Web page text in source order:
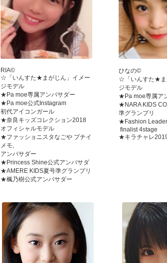
RIA©
☆「いんすた★まがじん」イメー
ジモデル
★Pa moe専属アンバサダー
★Pa moe公式Instagram
初代アイコンガール
★奈良キッズコレクション2018
オフィシャルモデル
★ファッショニスタなごや プチイ
メモ,
アンバサダー
★Princess Shine公式アンバサダ
★AMERE KIDS夏号準グランプリ
★楓乃樹公式アンバサダー
ひなの©
☆「いんすた★ま
ジモデル
★Pa moe専属ア
★NARA KIDS
準グランプリ
★Fashion
finalist 4stage
★キラチャレ